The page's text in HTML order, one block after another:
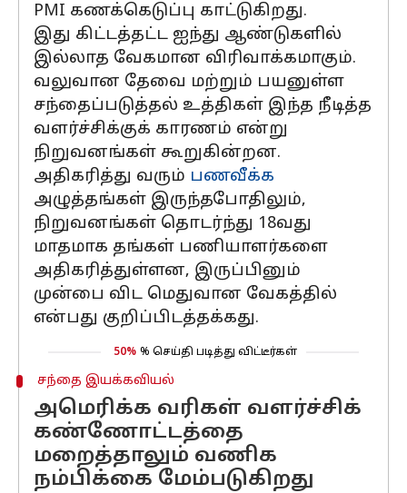
PMI கணக்கெடுப்பு காட்டுகிறது.
இது கிட்டத்தட்ட ஐந்து ஆண்டுகளில்
இல்லாத வேகமான விரிவாக்கமாகும்.
வலுவான தேவை மற்றும் பயனுள்ள
சந்தைப்படுத்தல் உத்திகள் இந்த நீடித்த
வளர்ச்சிக்குக் காரணம் என்று
நிறுவனங்கள் கூறுகின்றன.
அதிகரித்து வரும் பணவீக்க
அழுத்தங்கள் இருந்தபோதிலும்,
நிறுவனங்கள் தொடர்ந்து 18வது
மாதமாக தங்கள் பணியாளர்களை
அதிகரித்துள்ளன, இருப்பினும்
முன்பை விட மெதுவான வேகத்தில்
என்பது குறிப்பிடத்தக்கது.
50% % செய்தி படித்து விட்டீர்கள்
சந்தை இயக்கவியல்
அமெரிக்க வரிகள் வளர்ச்சிக்
கண்ணோட்டத்தை
மறைத்தாலும் வணிக
நம்பிக்கை மேம்படுகிறது